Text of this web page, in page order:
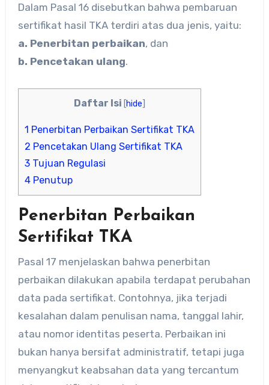
Dalam Pasal 16 disebutkan bahwa pembaruan
sertifikat hasil TKA terdiri atas dua jenis, yaitu:
a. Penerbitan perbaikan, dan
b. Pencetakan ulang.
Daftar Isi [hide]
1 Penerbitan Perbaikan Sertifikat TKA
2 Pencetakan Ulang Sertifikat TKA
3Tujuan Regulasi
4Penutup
Penerbitan Perbaikan
Sertifikat TKA
Pasal 17 menjelaskan bahwa penerbitan
perbaikan dilakukan apabila terdapat perubahan
data pada sertifikat. Contohnya, jika terjadi
kesalahan dalam penulisan nama, tanggal lahir,
atau nomor identitas peserta. Perbaikan ini
bukan hanya bersifat administratif, tetapi juga
menyangkut keabsahan data yang tercantum